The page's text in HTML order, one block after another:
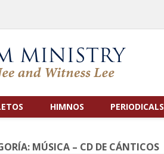
HIMNOS PERIODICALS
MÚSICA – CD DE CÁNTICOS